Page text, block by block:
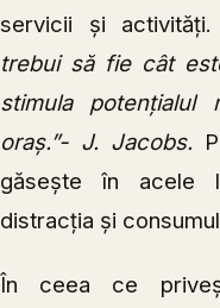
servicii și activități.
trebui să fie cât
stimula potențialul
oraș.”- J. Jacobs.
găsește în acele
distracția și
În ceea ce